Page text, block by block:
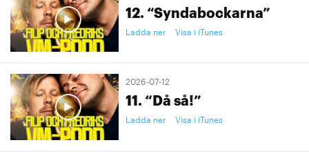
12. “Syndabockarna”
Ladda ner Visa i iTunes
2026-07-12
11. “Då så!”
Ladda ner Visa i iTunes